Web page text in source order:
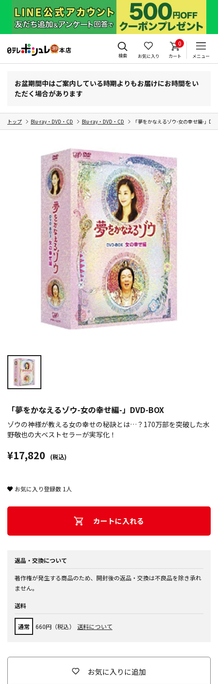
検索 お気に入り
0
カート メニュー
お盆期間中はご案内している時期よりもお届けにお時間をい
ただく場合があります
トップ Blu-ray・DVD・CD Blu-ray・DVD・CD 「夢をかなえるゾウ-女の幸せ編-」
「夢をかなえるゾウ-女の幸せ編-」DVD-BOX
ゾウの神様が教える女の幸せの秘訣とは…？170万部を突破した水
野敬也の大ベストセラーが実写化！
¥17,820 (税込)
お気に入り登録数 1 人
カートに入れる
返品・交換について
著作権が発生する商品のため、開封後の返品・交換は不良品を除き承れ
ません。
送料
通常 660円（税込） 送料について
お気に入りに追加